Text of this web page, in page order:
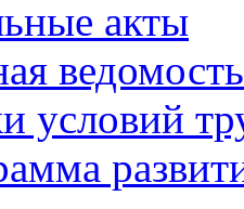
акты
условий